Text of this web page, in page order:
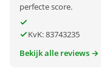
perfecte score.
KvK: 83743235
Bekijk alle reviews →